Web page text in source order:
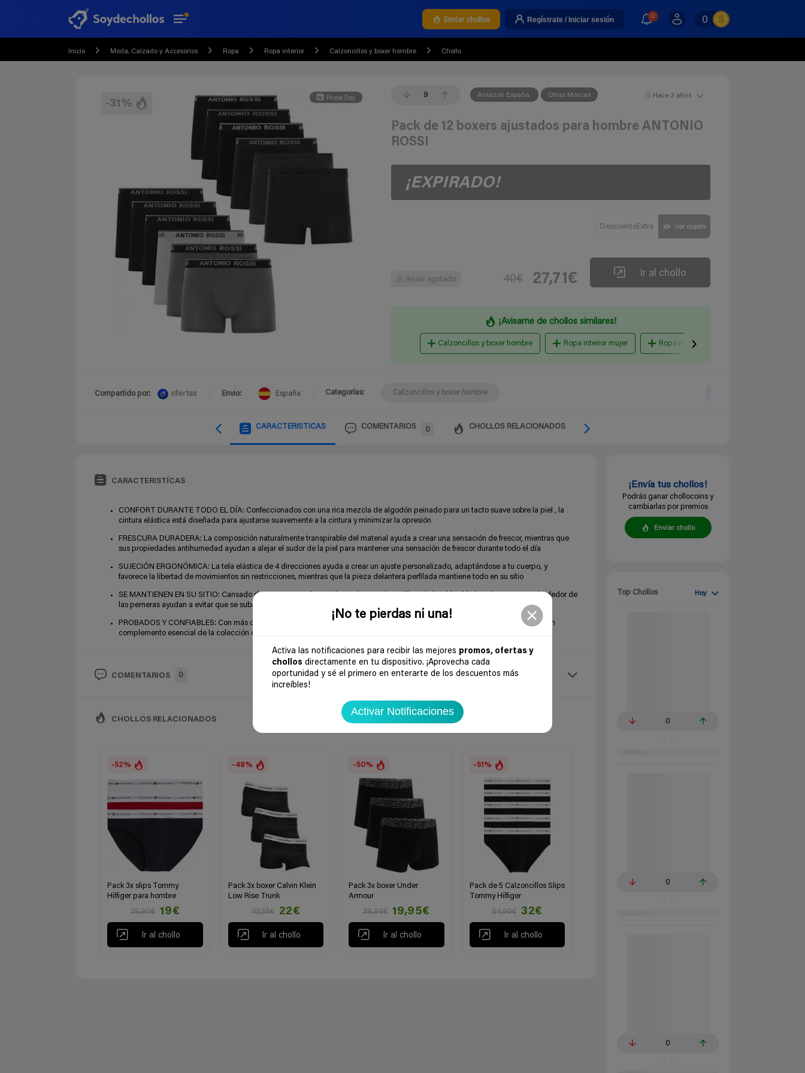
¡No te pierdas ni una!
Activa las notificaciones para recibir las mejores promos, ofertas y
chollos directamente en tu dispositivo. ¡Aprovecha cada
oportunidad y sé el primero en enterarte de los descuentos más
increíbles!
Activar Notificaciones
Enviar chollos Regístrate / Iniciar sesión 0 0
Inicio Moda, Calzado y Accesorios Ropa Ropa interior Calzoncillos y boxer hombre Chollo
-31% Prime Day 9 Amazon España Otras Marcas Hace 2 años
Pack de 12 boxers ajustados para hombre ANTONIO
ROSSI
¡EXPIRADO!
DescuentoExtra ver cupón
Avisar agotado 40€ 27,71€ Ir al chollo
¡Avisame de chollos similares!
Calzoncillos y boxer hombre Ropa interior mujer Ropa interior niños
Compartido por: ofertas Envio: España Categorías: Calzoncillos y boxer hombre
CARACTERISTICAS COMENTARIOS 0 CHOLLOS RELACIONADOS
CARACTERISTÍCAS
CONFORT DURANTE TODO EL DÍA: Confeccionados con una rica mezcla de algodón peinado para un tacto suave sobre la piel , la
cintura elástica está diseñada para ajustarse suavemente a la cintura y minimizar la opresión
FRESCURA DURADERA: La composición naturalmente transpirable del material ayuda a crear una sensación de frescor, mientras que
sus propiedades antihumedad ayudan a alejar el sudor de la piel para mantener una sensación de frescor durante todo el día
SUJECIÓN ERGONÓMICA: La tela elástica de 4 direcciones ayuda a crear un ajuste personalizado, adaptándose a tu cuerpo, y
favorece la libertad de movimientos sin restricciones, mientras que la pieza delantera perfilada mantiene todo en su sitio
SE MANTIENEN EN SU SITIO: Cansado de tener que andar recolocando tus calzoncillos, el algodón elástico y las costuras alrededor de
las perneras ayudan a evitar que se suban y se formen pliegues, para que puedas llevarlos cómodamente
PROBADOS Y CONFIABLES: Con más de 50000 valoraciones de cinco estrellas, estos calzoncillos bóxer se han convertido en un
complemento esencial de la colección de ropa interior de todo hombre Averigua a qué viene tanto revuelo y pruébalos
COMENTARIOS 0
CHOLLOS RELACIONADOS
-52%
Pack 3x slips Tommy
Hilfiger para hombre
39,90€
19€
Ir al chollo
-48%
Pack 3x boxer Calvin Klein
Low Rise Trunk
42,55€
22€
Ir al chollo
-50%
Pack 3x boxer Under
Armour
39,99€
19,95€
Ir al chollo
-51%
Pack de 5 Calzoncillos Slips
Tommy Hilfiger
64,90€
32€
Ir al chollo
¡Envía tus chollos!
Podrás ganar chollocoins y
cambiarlas por premios
Enviar chollo
Top Chollos Hoy
0
0
0